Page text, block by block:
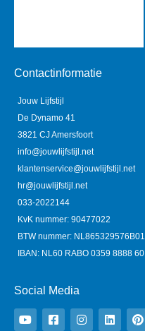
Contactinformatie
Jouw Lijfstijl
De Dynamo 41
3821 CJ Amersfoort
info@jouwlijfstijl.net
klantenservice@jouwlijfstijl.net
hr@jouwlijfstijl.net
033-2022144
KvK nummer: 90477022
BTW nummer: NL865329576B01
IBAN: NL60 RABO 0359 8888 60
Social Media
o
u
a
c
n
s
i
n
i
n